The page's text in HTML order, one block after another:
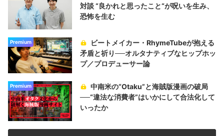
対談 “良かれと思ったこと“が呪いを生み、
恐怖を生む
Premium
ビートメイカー・RhymeTubeが抱える
矛盾と祈り──オルタナティブなヒップホッ
プ／プロデューサー論
Premium
中南米の“Otaku”と海賊版漫画の破局
──“違法な消費者”はいかにして合法化して
いったか